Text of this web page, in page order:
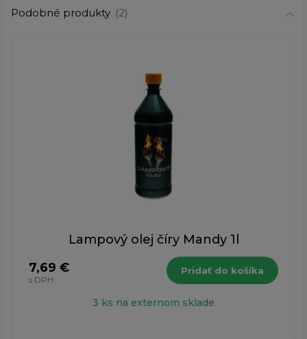
Podobné produkty (2)
Lampový olej číry Mandy 1l
7,69 €
s DPH
Pridať do košíka
3 ks na externom sklade